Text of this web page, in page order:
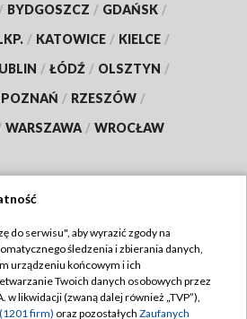
/ BYDGOSZCZ / GDAŃSK /
/ KATOWICE / KIELCE /
/ ŁÓDŹ / OLSZTYN /
POZNAŃ / RZESZÓW /
WARSZAWA / WROCŁAW
TVP
Regulamin TVP
prywatności
do serwisu", aby wyrazić zgody na
śledzenia i zbierania danych,
urządzeniu końcowym i ich
Twoich danych osobowych przez
w likwidacji (zwaną dalej również „TVP”),
firm) oraz pozostałych Zaufanych